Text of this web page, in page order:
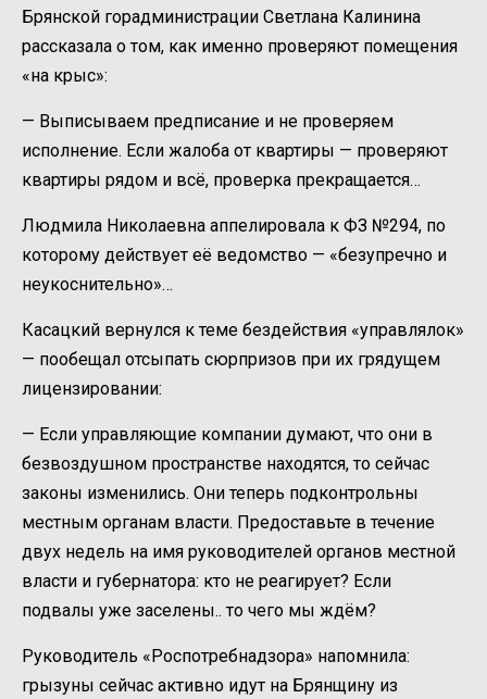
Брянской горадминистрации Светлана Калинина
рассказала о том, как именно проверяют помещения
«на крыс»:
— Выписываем предписание и не проверяем
исполнение. Если жалоба от квартиры — проверяют
квартиры рядом и всё, проверка прекращается…
Людмила Николаевна аппелировала к ФЗ №294, по
которому действует её ведомство — «безупречно и
неукоснительно»…
Касацкий вернулся к теме бездействия «управлялок»
— пообещал отсыпать сюрпризов при их грядущем
лицензировании:
— Если управляющие компании думают, что они в
безвоздушном пространстве находятся, то сейчас
законы изменились. Они теперь подконтрольны
местным органам власти. Предоставьте в течение
двух недель на имя руководителей органов местной
власти и губернатора: кто не реагирует? Если
подвалы уже заселены.. то чего мы ждём?
Руководитель «Роспотребнадзора» напомнила:
грызуны сейчас активно идут на Брянщину из